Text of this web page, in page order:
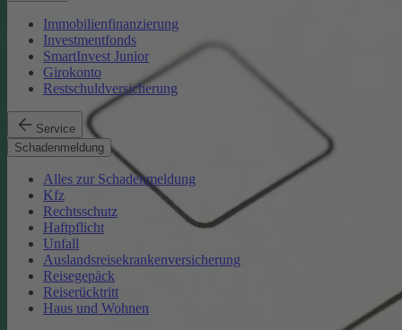
Immobilienfinanzierung
Investmentfonds
SmartInvest Junior
Girokonto
Restschuldversicherung
Service
Schadenmeldung
Alles zur Schadenmeldung
Kfz
Rechtsschutz
Haftpflicht
Unfall
Auslandsreisekrankenversicherung
Reisegepäck
Reiserücktritt
Haus und Wohnen